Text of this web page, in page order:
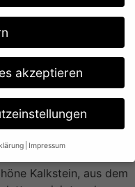
Auch der Erhalt bzw.
die jedem
würde, gehört zu
die zwei Becken
Kalkstein, aus dem
akzeptieren
Impressum